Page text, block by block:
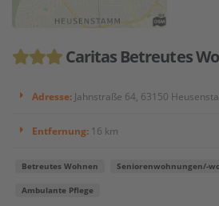
Caritas Betreutes
Adresse: Jahnstraße 64, 63150
Entfernung: 16 km
Betreutes Wohnen Seniorenwohnungen/-
Ambulante Pflege